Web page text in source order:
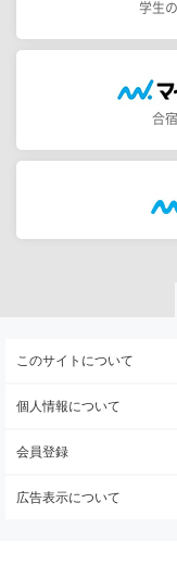
学生
合
このサイトについて
個人情報について
会員登録
広告表示について